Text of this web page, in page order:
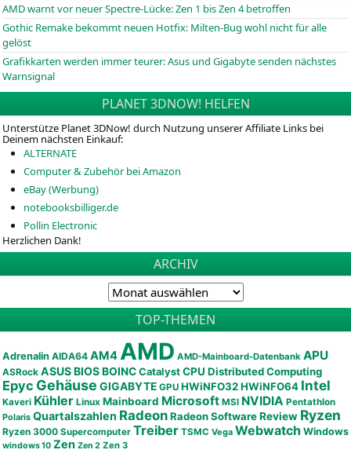
AMD warnt vor neuer Spectre-Lücke: Zen 1 bis Zen 4 betroffen
Gothic Remake bekommt neuen Hotfix: Milten-Bug wohl nicht für alle
gelöst
Grafikkarten werden immer teurer: Asus und Gigabyte senden nächstes
Warnsignal
PLANET 3DNOW! HELFEN
Unterstütze Planet 3DNow! durch Nutzung unserer Affiliate Links bei
Deinem nächsten Einkauf:
ALTERNATE
Computer & Zubehör bei Amazon
eBay (Werbung)
notebooksbilliger.de
Pollin Electronic
Herzlichen Dank!
ARCHIV
TOP-THEMEN
Adrenalin AIDA64 AM4AMD AMD-Mainboard-Datenbank APU
ASRock ASUSBIOSBOINC Catalyst CPU Distributed Computing
Epyc Gehäuse GIGABYTE GPU HWiNFO32HWiNFO64 Intel
Kaveri Kühler Linux Mainboard Microsoft MSI NVIDIA Pentathlon
Polaris Quartalszahlen RadeonRadeon SoftwareReview Ryzen
Ryzen 3000 Supercomputer Treiber TSMC Vega Webwatch Windows
windows 10 Zen Zen 2 Zen 3